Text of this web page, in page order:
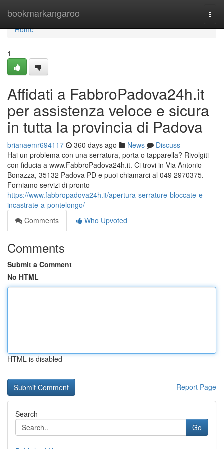
bookmarkangaroo
Home
Home
1
Affidati a FabbroPadova24h.it
per assistenza veloce e sicura
in tutta la provincia di Padova
brianaemr694117 360 days ago News
Discuss
Hai un problema con una serratura, porta o tapparella? Rivolgiti
con fiducia a www.FabbroPadova24h.it. Ci trovi in Via Antonio
Bonazza, 35132 Padova PD e puoi chiamarci al 049 2970375.
Forniamo servizi di pronto
https://www.fabbropadova24h.it/apertura-serrature-bloccate-e-
incastrate-a-pontelongo/
Comments
Who Upvoted
Comments
Submit a Comment
No HTML
HTML is disabled
Report Page
Search
Go